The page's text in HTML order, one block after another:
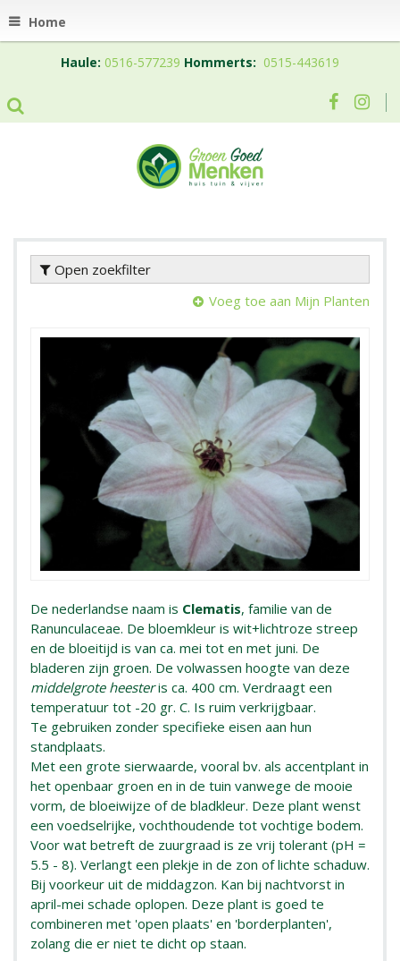
Home
Haule: 0516-577239 Hommerts: 0515-443619
Open zoekfilter
Voeg toe aan Mijn Planten
De nederlandse naam is Clematis, familie van de
Ranunculaceae. De bloemkleur is wit+lichtroze streep
en de bloeitijd is van ca. mei tot en met juni. De
bladeren zijn groen. De volwassen hoogte van deze
middelgrote heesteris ca. 400 cm. Verdraagt een
temperatuur tot -20 gr. C. Is ruim verkrijgbaar.
Te gebruiken zonder specifieke eisen aan hun
standplaats.
Met een grote sierwaarde, vooral bv. als accentplant in
het openbaar groen en in de tuin vanwege de mooie
vorm, de bloeiwijze of de bladkleur. Deze plant wenst
een voedselrijke, vochthoudende tot vochtige bodem.
Voor wat betreft de zuurgraad is ze vrij tolerant (pH =
5.5 - 8). Verlangt een plekje in de zon of lichte schaduw.
Bij voorkeur uit de middagzon. Kan bij nachtvorst in
april-mei schade oplopen. Deze plant is goed te
combineren met 'open plaats' en 'borderplanten',
zolang die er niet te dicht op staan.